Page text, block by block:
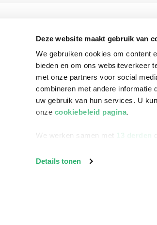
Deze website maakt gebruik van
We gebruiken cookies om content
bieden en om ons websiteverkeer
met onze partners voor social
combineren met andere informatie
uw gebruik van hun services. U
onze cookiebeleid pagina.
We werken samen met 13 derden
Details tonen
Bestellen
Bezorging
Betalen
Retourneren
Veelgestelde vragen